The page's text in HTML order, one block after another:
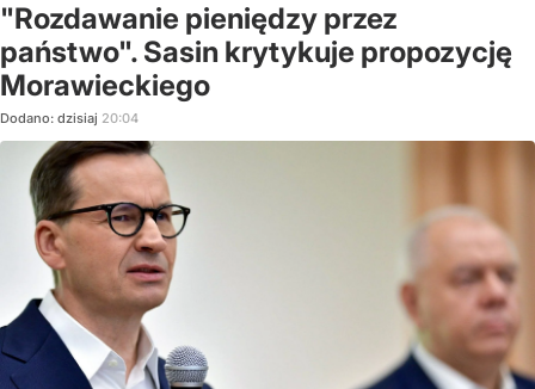
"Rozdawanie pieniędzy przez
państwo". Sasin krytykuje propozycję
Morawieckiego
Dodano: dzisiaj 20:04